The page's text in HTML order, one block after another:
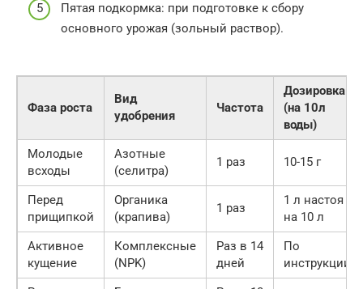
Пятая подкормка: при подготовке к сбору
основного урожая (зольный раствор).
Фаза роста
Вид
удобрения
Частота
Дозировка
(на 10л
воды)
Молодые
всходы
Азотные
(селитра)
1 раз 10-15 г
Перед
прищипкой
Органика
(крапива)
1 раз
1 л настоя
на 10 л
Активное
кущение
Комплексные
(NPK)
Раз в 14
дней
По
инструкции